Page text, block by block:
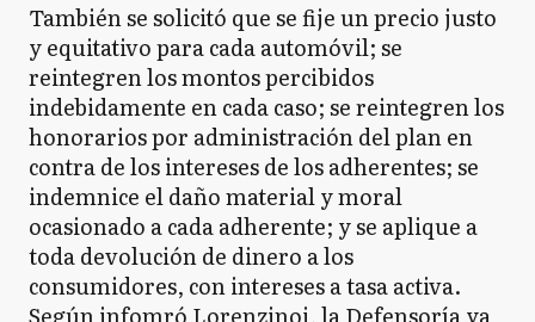
También se solicitó que se fije un precio justo
y equitativo para cada automóvil; se
reintegren los montos percibidos
indebidamente en cada caso; se reintegren los
honorarios por administración del plan en
contra de los intereses de los adherentes; se
indemnice el daño material y moral
ocasionado a cada adherente; y se aplique a
toda devolución de dinero a los
consumidores, con intereses a tasa activa.
Según infomró Lorenzinoi, la Defensoría ya